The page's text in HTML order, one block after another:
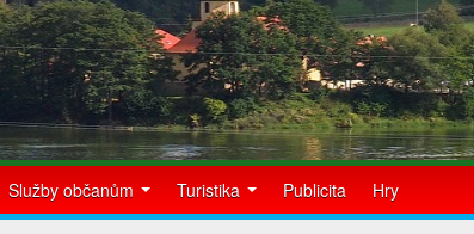
Služby občanům Turistika Publicita Hry